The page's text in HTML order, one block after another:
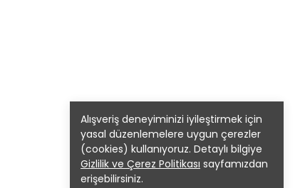
Alışveriş deneyiminizi iyileştirmek için
yasal düzenlemelere uygun çerezler
(cookies) kullanıyoruz. Detaylı bilgiye
Gizlilik ve Çerez Politikası sayfamızdan
erişebilirsiniz.